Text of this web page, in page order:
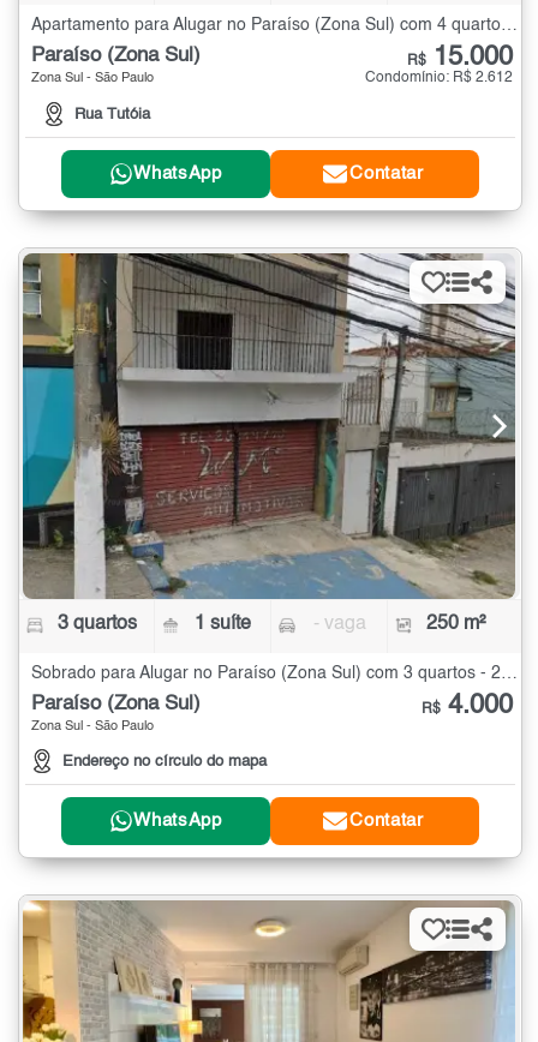
Apartamento para Alugar no Paraíso (Zona Sul) com 4 quartos - 160 m²
Paraíso (Zona Sul)
Zona Sul - São Paulo
Rua Tutóia
R$ 15.000
Condomínio: R$ 2.612
WhatsApp Contatar
3 quartos 1 suíte - vaga 250 m²
Paraíso (Zona Sul)
Zona Sul - São Paulo
Endereço no círculo do mapa
R$ 4.000
WhatsApp Contatar